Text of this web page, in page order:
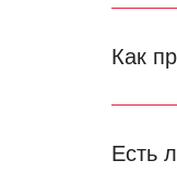
Как
Есть